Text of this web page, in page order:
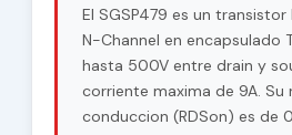
El SGSP479 es un transistor
N-Channel en encapsulado
hasta 500V entre drain y
corriente maxima de 9A. Su
conduccion (RDSon) es de